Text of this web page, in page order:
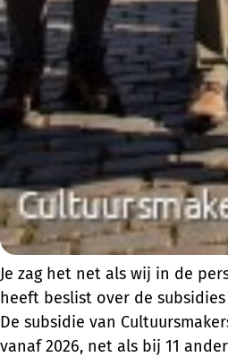
Je zag het net als wij in de
heeft beslist over de
De subsidie van
vanaf 2026, net als bij 11